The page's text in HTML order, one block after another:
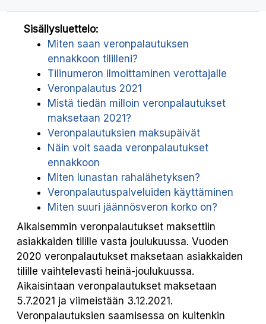
Sisällysluettelo:
Miten saan veronpalautuksen
ennakkoon tililleni?
Tilinumeron ilmoittaminen verottajalle
Veronpalautus 2021
Mistä tiedän milloin veronpalautukset
maksetaan 2021?
Veronpalautuksien maksupäivät
Näin voit saada veronpalautukset
ennakkoon
Miten lunastan rahalähetyksen?
Veronpalautuspalveluiden käyttäminen
Miten suuri jäännösveron korko on?
Aikaisemmin veronpalautukset maksettiin
asiakkaiden tilille vasta joulukuussa. Vuoden
2020 veronpalautukset maksetaan asiakkaiden
tilille vaihtelevasti heinä-joulukuussa.
Aikaisintaan veronpalautukset maksetaan
5.7.2021 ja viimeistään 3.12.2021.
Veronpalautuksien saamisessa on kuitenkin